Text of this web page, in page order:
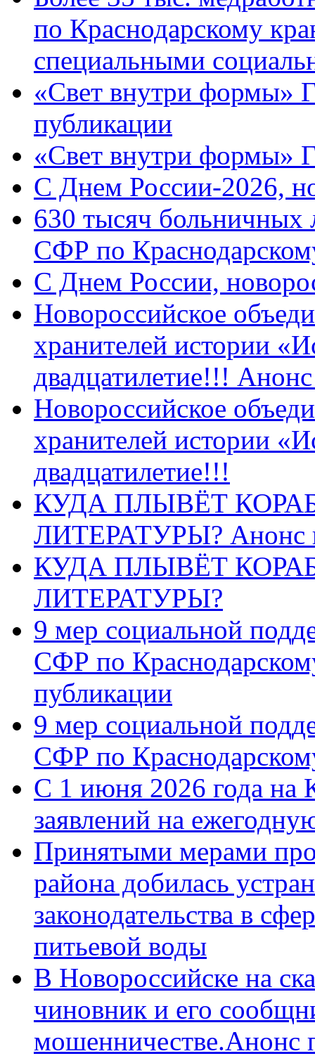
по Краснодарскому
специальными
«Свет внутри формы»
публикации
«Свет внутри формы»
C Днем России-2026,
630 тысяч больничных
СФР по
C Днем России,
Новороссийское
хранителей истории
двадцатилетие!!!
Новороссийское
хранителей истории
двадцатилетие!!!
КУДА ПЛЫВЁТ
ЛИТЕРАТУРЫ? Анонс
КУДА ПЛЫВЁТ
ЛИТЕРАТУРЫ?
9 мер социальной
СФР по
публикации
9 мер социальной
СФР по
С 1 июня 2026 года на
заявлений на
Принятыми мерами
района добилась
законодательства в
питьевой воды
В Новороссийске на
чиновник и его
мошенничестве.Анонс